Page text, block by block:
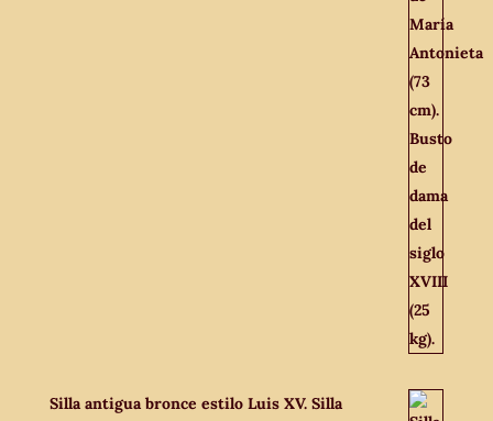
Silla antigua bronce estilo Luis XV. Silla